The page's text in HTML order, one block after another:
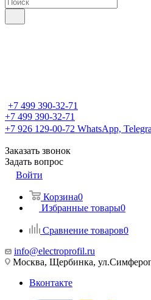
+7 499 390-32-71
+7 499 390-32-71
+7 926 129-00-72 WhatsApp,
Заказать звонок
Задать вопрос
Войти
Корзина0
Избранные товары0
Сравнение товаров0
info@electroprofil.ru
Москва, Щербинка,
Вконтакте